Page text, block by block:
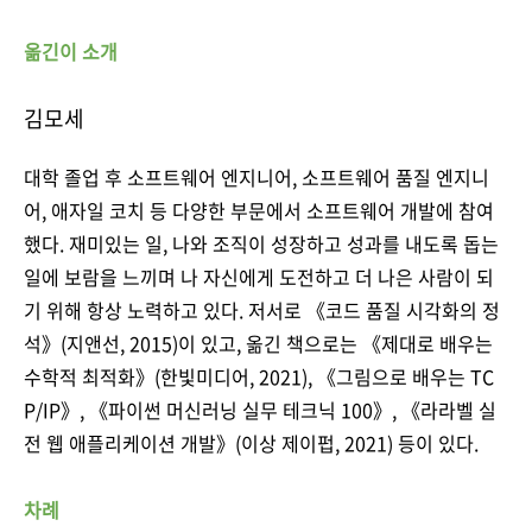
옮긴이 소개
김모세
대학 졸업 후 소프트웨어 엔지니어, 소프트웨어 품질 엔지니
어, 애자일 코치 등 다양한 부문에서 소프트웨어 개발에 참여
했다. 재미있는 일, 나와 조직이 성장하고 성과를 내도록 돕는
일에 보람을 느끼며 나 자신에게 도전하고 더 나은 사람이 되
기 위해 항상 노력하고 있다. 저서로 《코드 품질 시각화의 정
석》(지앤선, 2015)이 있고, 옮긴 책으로는 《제대로 배우는
수학적 최적화》(한빛미디어, 2021), 《그림으로 배우는 TC
P/IP》, 《파이썬 머신러닝 실무 테크닉 100》, 《라라벨 실
전 웹 애플리케이션 개발》(이상 제이펍, 2021) 등이 있다.
차례